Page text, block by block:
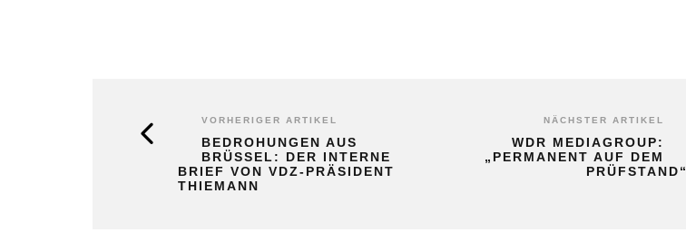
VORHERIGER ARTIKEL
BEDROHUNGEN AUS
BRÜSSEL: DER INTERNE
BRIEF VON VDZ-PRÄSIDENT
THIEMANN
NÄCHSTER ARTIKEL
WDR MEDIAGROUP:
„PERMANENT AUF DEM
PRÜFSTAND“